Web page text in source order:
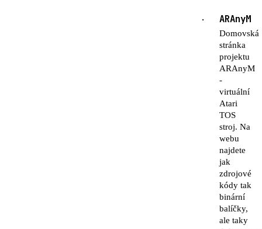
· ARAnyM
Domovská
stránka
projektu
ARAnyM
-
virtuální
Atari
TOS
stroj. Na
webu
najdete
jak
zdrojové
kódy tak
binární
balíčky,
ale taky